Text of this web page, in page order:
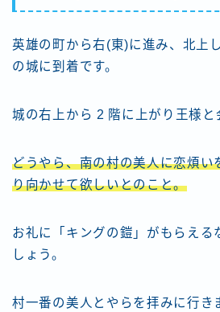
英雄の町から右(東)に進み、北上
の城に到着です。
城の右上から 2 階に上がり王様と
どうやら、南の村の美人に恋煩い
り向かせて欲しいとのこと。
お礼に「キングの鎧」がもらえる
しょう。
村一番の美人とやらを拝みに行き